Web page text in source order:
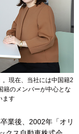
現在、当社には中国籍2
籍のメンバーが中心とな
ます
業後、2002年「オリ